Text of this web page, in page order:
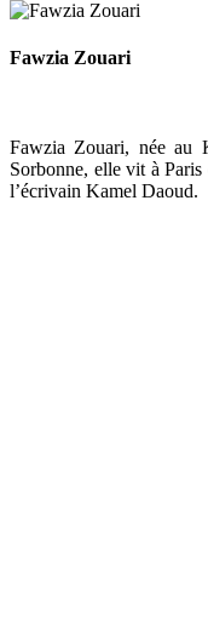
Fawzia Zouari
Fawzia Zouari, née au
Sorbonne, elle vit à Paris
l’écrivain Kamel Daoud.